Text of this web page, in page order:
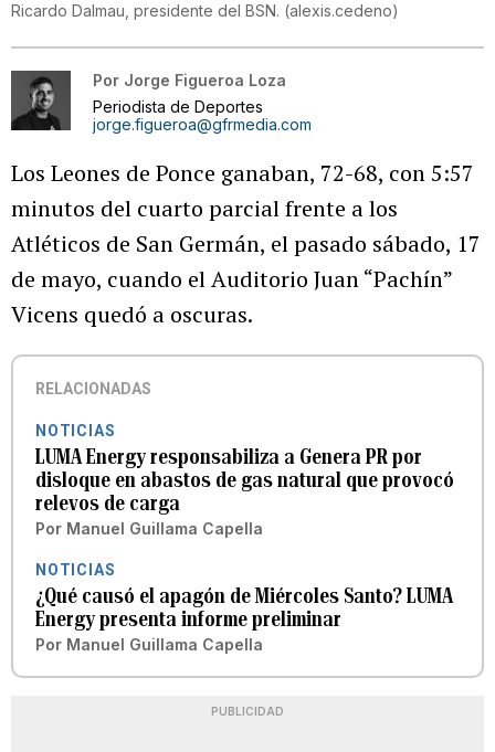
Ricardo Dalmau, presidente del BSN. (alexis.cedeno)
Por Jorge Figueroa Loza
Periodista de Deportes
jorge.figueroa@gfrmedia.com
Los Leones de Ponce ganaban, 72-68, con 5:57
minutos del cuarto parcial frente a los
Atléticos de San Germán, el pasado sábado, 17
de mayo, cuando el Auditorio Juan “Pachín”
Vicens quedó a oscuras.
RELACIONADAS
NOTICIAS
LUMA Energy responsabiliza a Genera PR por
disloque en abastos de gas natural que provocó
relevos de carga
Por Manuel Guillama Capella
NOTICIAS
¿Qué causó el apagón de Miércoles Santo? LUMA
Energy presenta informe preliminar
Por Manuel Guillama Capella
PUBLICIDAD